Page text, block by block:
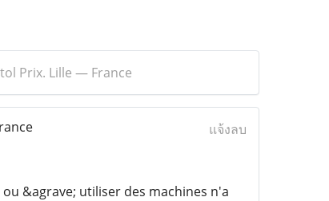
Prix. Lille — France
แจ้งลบ
&agrave; utiliser des machines n'a